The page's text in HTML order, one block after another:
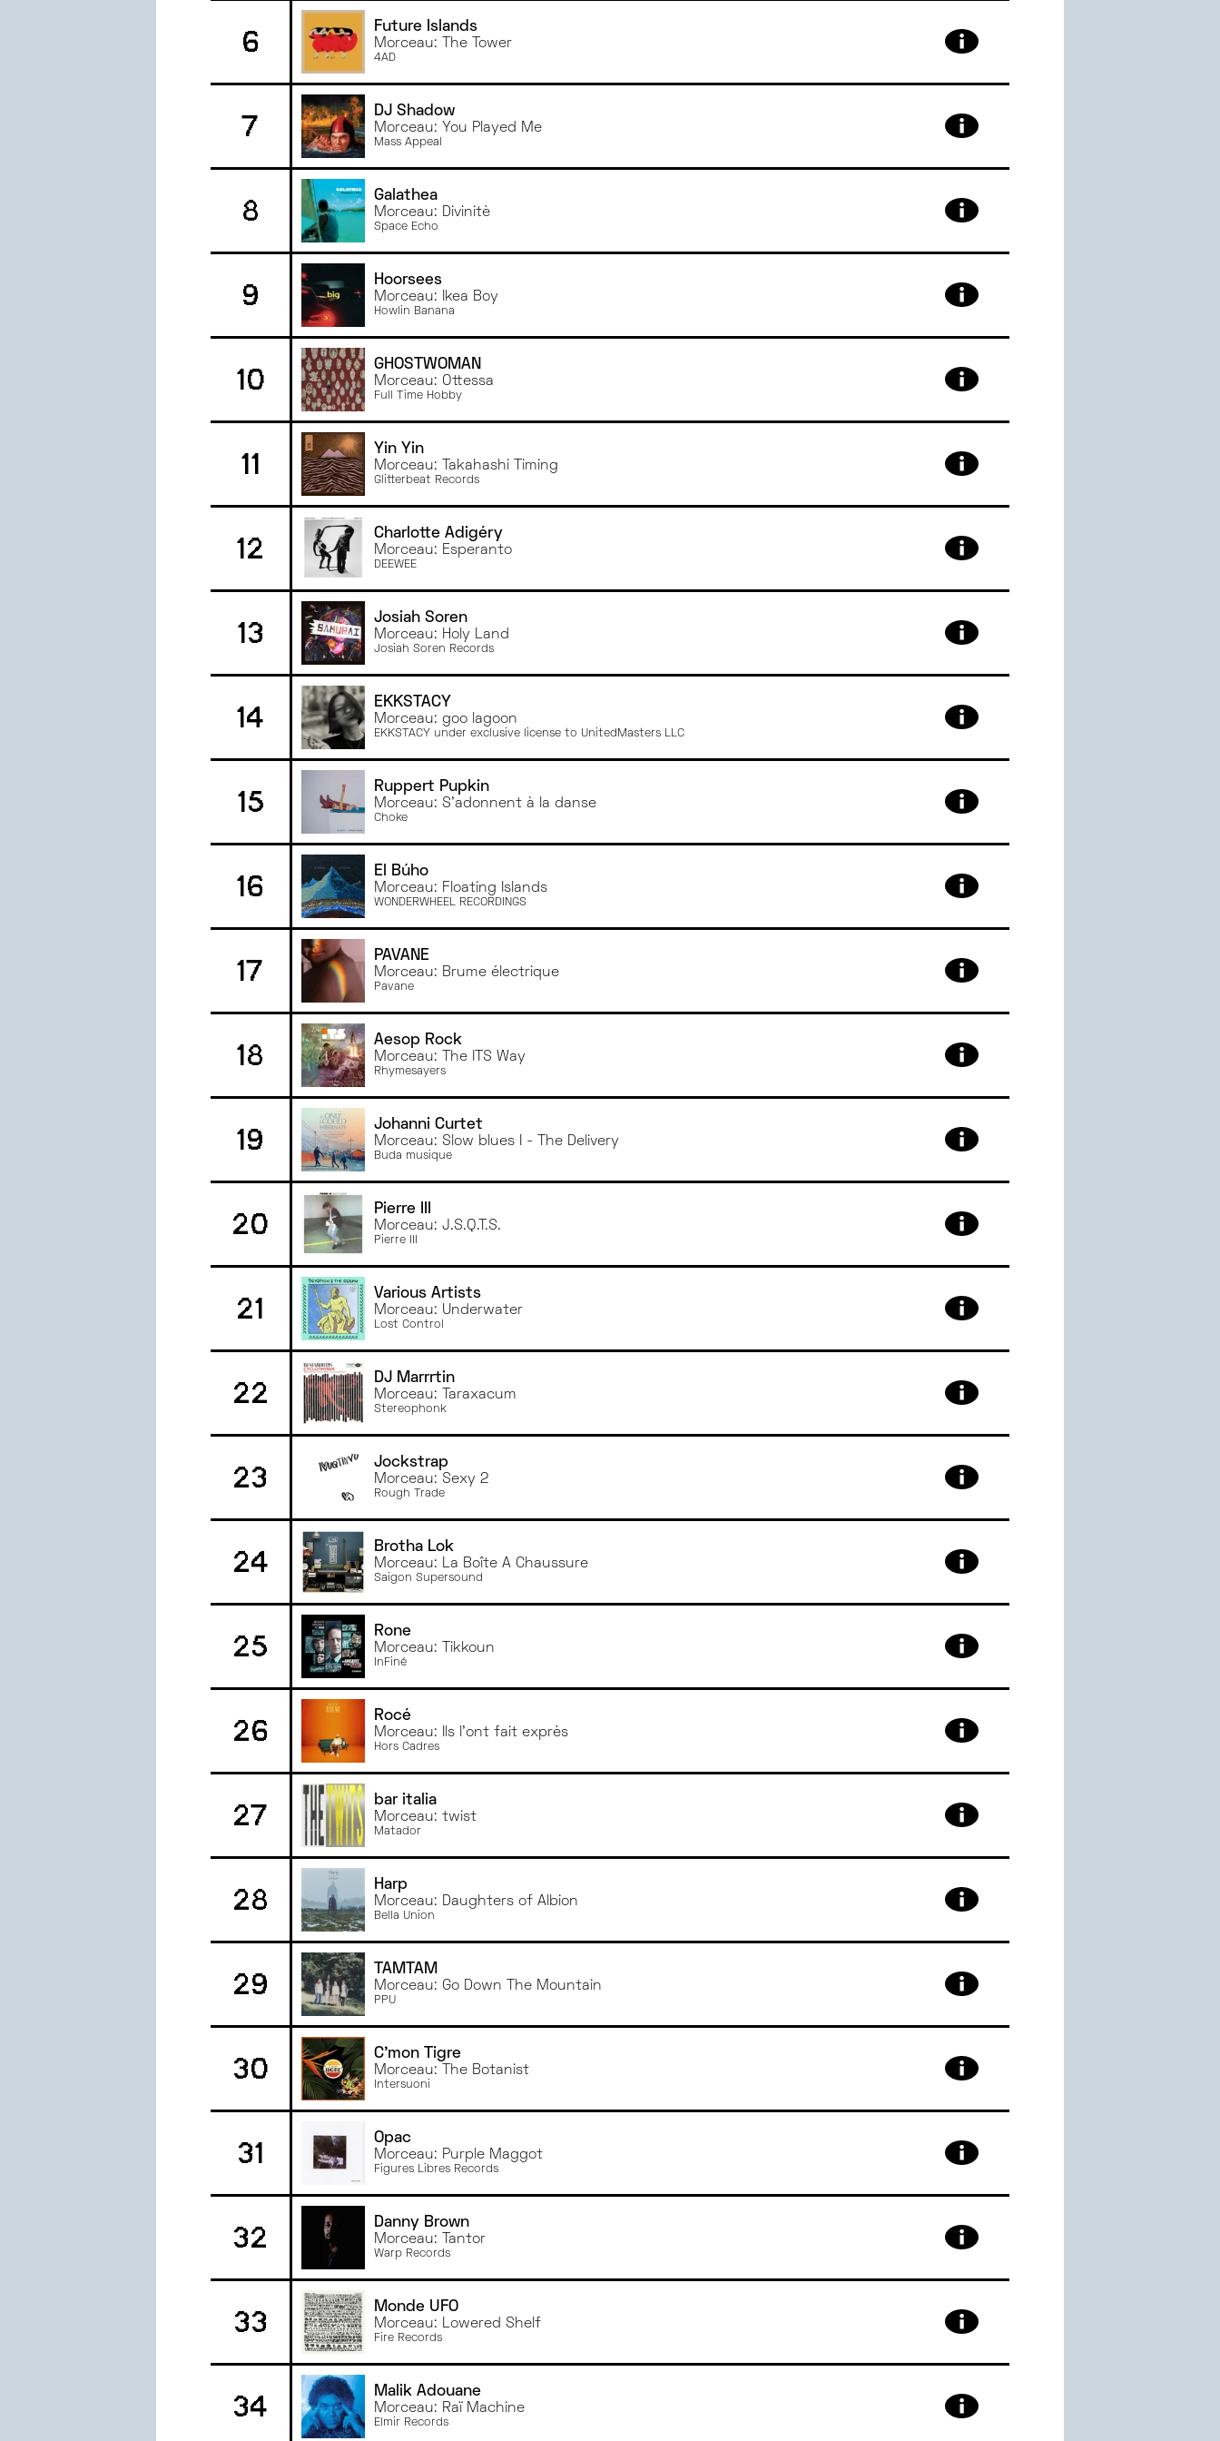
AVRIL
2023
2023
2023
JANVIER
2023
2022
MAI2022
2022
MARS
2022
6 Future Islands
Morceau: The Tower
4AD
7 DJ Shadow
Morceau: You Played Me
Mass Appeal
8 Galathea
Morceau: Divinitè
Space Echo
9 Hoorsees
Morceau: Ikea Boy
Howlin Banana
10 GHOSTWOMAN
Morceau: Ottessa
Full Time Hobby
11 Yin Yin
Morceau: Takahashi Timing
Glitterbeat Records
12 Charlotte Adigéry
Morceau: Esperanto
DEEWEE
13 Josiah Soren
Morceau: Holy Land
Josiah Soren Records
14 EKKSTACY
Morceau: goo lagoon
EKKSTACY under exclusive license to UnitedMasters LLC
15 Ruppert Pupkin
Morceau: S'adonnent à la danse
Choke
16 El Búho
Morceau: Floating Islands
WONDERWHEEL RECORDINGS
17 PAVANE
Morceau: Brume électrique
Pavane
18 Aesop Rock
Morceau: The ITS Way
Rhymesayers
19 Johanni Curtet
Morceau: Slow blues I - The Delivery
Buda musique
20 Pierre III
Morceau: J.S.Q.T.S.
Pierre III
21 Various Artists
Morceau: Underwater
Lost Control
22 DJ Marrrtin
Morceau: Taraxacum
Stereophonk
23 Jockstrap
Morceau: Sexy 2
Rough Trade
24 Brotha Lok
Morceau: La Boîte À Chaussure
Saigon Supersound
25 Rone
Morceau: Tikkoun
InFiné
26 Rocé
Morceau: Ils l'ont fait exprès
Hors Cadres
27 bar italia
Morceau: twist
Matador
28 Harp
Morceau: Daughters of Albion
Bella Union
29 TAMTAM
Morceau: Go Down The Mountain
PPU
30 C'mon Tigre
Morceau: The Botanist
Intersuoni
31 Opac
Morceau: Purple Maggot
Figures Libres Records
32 Danny Brown
Morceau: Tantor
Warp Records
33 Monde UFO
Morceau: Lowered Shelf
Fire Records
34 Malik Adouane
Morceau: Raï Machine
Elmir Records